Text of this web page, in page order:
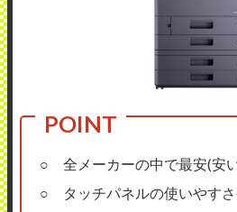
○ 全メーカーの中で最安(安
○ タッチパネルの使いやす